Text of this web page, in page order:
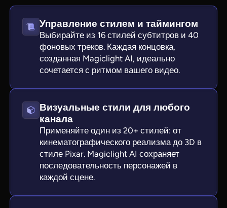
View all tools
Управление стилем и таймингом
Выбирайте из 16 стилей субтитров и 40
фоновых треков. Каждая концовка,
созданная Magiclight AI, идеально
сочетается с ритмом вашего видео.
Визуальные стили для любого
канала
Применяйте один из 20+ стилей: от
кинематографического реализма до 3D в
стиле Pixar. Magiclight AI сохраняет
последовательность персонажей в
каждой сцене.